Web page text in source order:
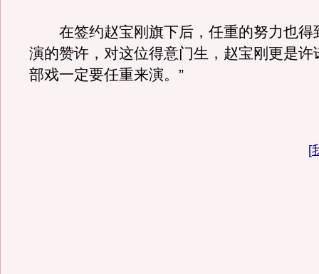
在签约赵宝刚旗下后，任重的努力也得
演的赞许，对这位得意门生，赵宝刚更是许
部戏一定要任重来演。”
[